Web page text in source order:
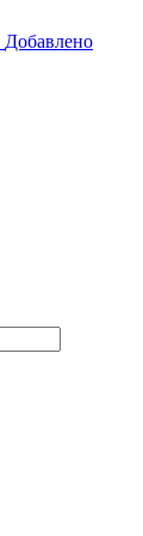
Добавлено